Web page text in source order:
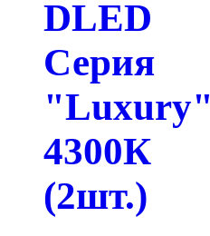
DLED
Серия
"Luxury"
4300К
(2шт.)